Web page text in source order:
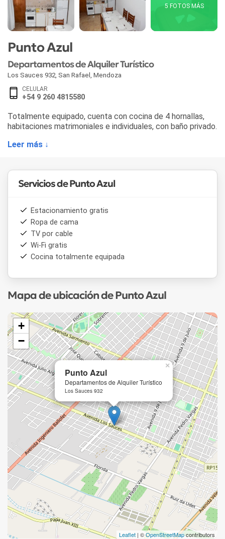
5 FOTOS MÁS
Punto Azul
Departamentos de Alquiler Turístico
Los Sauces 932 San Rafael Mendoza
CELULAR
+54 9 260 4815580
Totalmente equipado, cuenta con cocina de 4 hornallas,
habitaciones matrimoniales e individuales, con baño privado.
Leer más ↓
Servicios de Punto Azul
Estacionamiento gratis
Ropa de cama
TV por cable
Wi-Fi gratis
Cocina totalmente equipada
Mapa de ubicación de Punto Azul
Punto Azul
Departamentos de Alquiler Turístico
Los Sauces 932
×
+
−
Leaflet | ©OpenStreetMapcontributors